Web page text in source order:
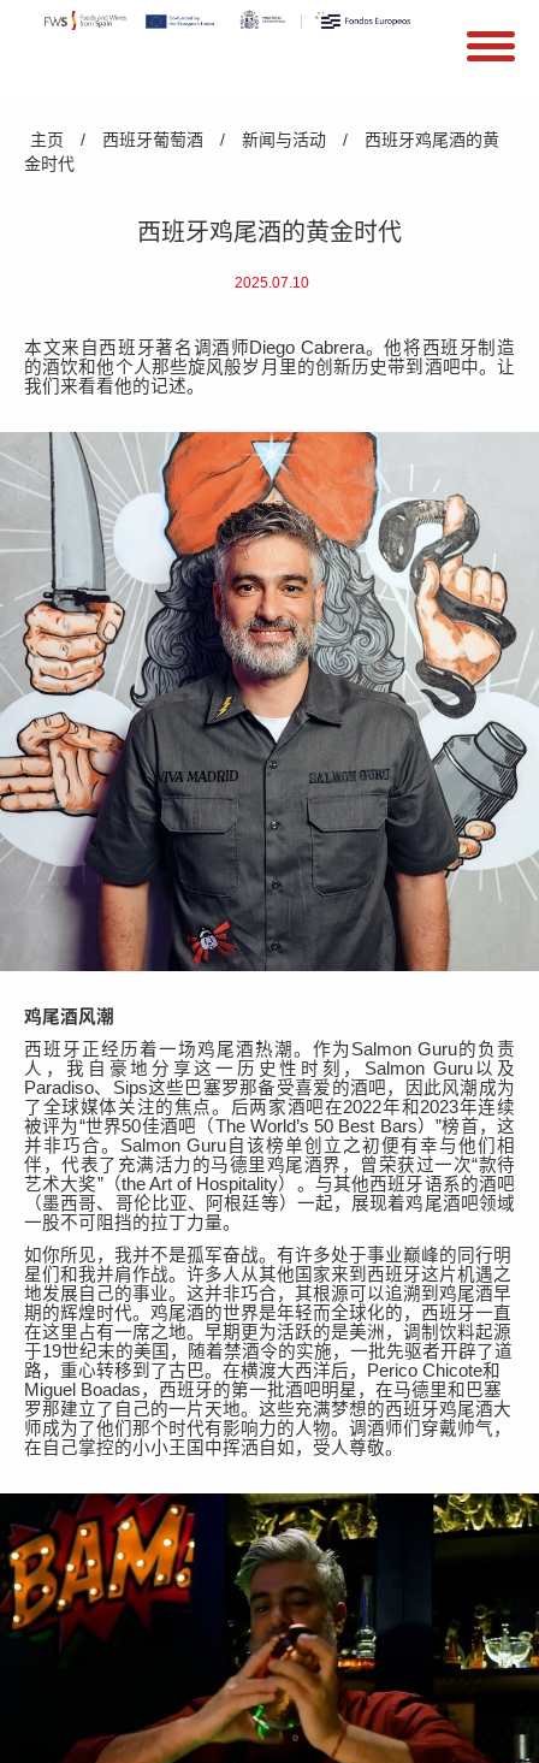
Search form
主页 / 西班牙葡萄酒 / 新闻与活动 /
西班牙鸡尾酒的黄
金时代
西班牙鸡尾酒的黄金时代
2025.07.10
本文来自西班牙著名调酒师Diego Cabrera。他将西班牙制造
的酒饮和他个人那些旋风般岁月里的创新历史带到 酒吧中。让
我们来看看他的记述。
鸡尾酒风潮
西班牙正经历着一场鸡尾酒热潮。作为Salmon Guru的负责
人，我自豪地分享这一历史性时刻，Salmon Guru以及
Paradiso、Sips这些巴塞罗那备受喜爱的酒吧，因此风潮成为
了全球媒体关注的焦点。 后两家酒吧在2022年和2023年连续
被评为“世界50佳酒吧 （The World’s 50 Best Bars）”榜首，这
并非巧合。Salmon Guru 自该榜单创立之初便有幸与他们相
伴，代表了充满活力的马德里鸡尾酒界，曾荣获过一次“款待
艺术大奖”（the Art of Hospitality）。 与其他西班牙语系的酒吧
（墨西哥、哥伦比亚、阿根廷等）一起， 展现着鸡尾酒吧领域
一股不可阻挡的拉丁力量。
如你所见，我并不是孤军奋战。 有许多处于事业巅峰的 同行明
星们 和我并肩作战。许多人从其他国家来到西班牙这片机遇之
地发展自己的事业。这并非巧合， 其根源可以追溯到 鸡尾酒早
期的辉煌时代。鸡尾酒的世界是年轻而全球化的，西班牙一直
在这里占有一席之地。 早期更为活跃的是美洲 ， 调制饮料起源
于19世纪末的美国，随着禁酒令的实施，一批先驱者开辟了道
路， 重心转移到了古巴。在横渡大西洋后，
Perico Chicote和
Miguel Boadas， 西班牙的第一批酒吧明星，在马德里和巴塞
罗那建立了自己的一片天地。这些充满梦想的西班牙鸡尾酒大
师成为了他们那个时代有影响力的人物。调酒师们穿戴帅气，
在自己掌控的小小王国中挥洒自如， 受人尊敬。